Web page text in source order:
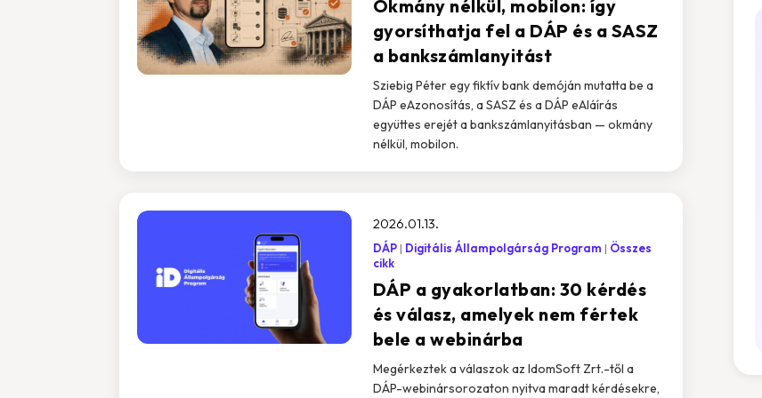
Okmány nélkül, mobilon: így
gyorsíthatja fel a DÁP és a SASZ
a bankszámlanyitást
Sziebig Péter egy fiktív bank demóján mutatta be a
DÁP eAzonosítás, a SASZ és a DÁP eAláírás
együttes erejét a bankszámlanyitásban — okmány
nélkül, mobilon.
DÁP a gyakorlatban: 30 kérdés
és válasz, amelyek nem fértek
bele a webinárba
2026.01.13.
DÁP Digitális Állampolgárság Program
Összes
cikk
Megérkeztek a válaszok az IdomSoft Zrt.-től a
DÁP-webinársorozaton nyitva maradt kérdésekre,